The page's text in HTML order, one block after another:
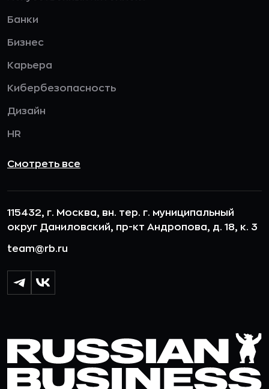
Банки
Бизнес
Карьера
Кибербезопасность
Дизайн
HR
Смотреть все
115432, г. Москва, вн. тер. г. муниципальный
округ Даниловский, пр-кт Андропова, д. 18, к. 3
team@rb.ru